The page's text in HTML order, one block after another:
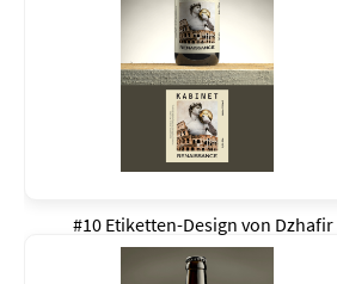
#10 Etiketten-Design von Dzhafir